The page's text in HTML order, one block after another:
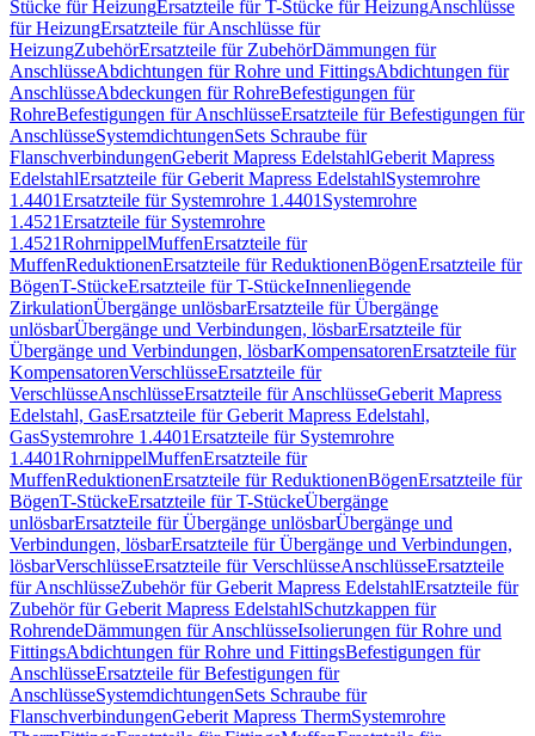
Stücke für HeizungErsatzteile für T-Stücke für HeizungAnschlüsse
für HeizungErsatzteile für Anschlüsse für
HeizungZubehörErsatzteile für ZubehörDämmungen für
AnschlüsseAbdichtungen für Rohre und FittingsAbdichtungen für
AnschlüsseAbdeckungen für RohreBefestigungen für
RohreBefestigungen für AnschlüsseErsatzteile für Befestigungen für
AnschlüsseSystemdichtungenSets Schraube für
FlanschverbindungenGeberit Mapress EdelstahlGeberit Mapress
EdelstahlErsatzteile für Geberit Mapress EdelstahlSystemrohre
1.4401Ersatzteile für Systemrohre 1.4401 Systemrohre
1.4521Ersatzteile für Systemrohre
1.4521RohrnippelMuffenErsatzteile für
MuffenReduktionenErsatzteile für ReduktionenBögenErsatzteile für
BögenT-StückeErsatzteile für T-StückeInnenliegende
ZirkulationÜbergänge unlösbarErsatzteile für Übergänge
unlösbarÜbergänge und Verbindungen, lösbarErsatzteile für
Übergänge und Verbindungen, lösbarKompensatorenErsatzteile für
KompensatorenVerschlüsseErsatzteile für
VerschlüsseAnschlüsseErsatzteile für AnschlüsseGeberit Mapress
Edelstahl, GasErsatzteile für Geberit Mapress Edelstahl,
GasSystemrohre 1.4401Ersatzteile für Systemrohre
1.4401RohrnippelMuffenErsatzteile für
MuffenReduktionenErsatzteile für ReduktionenBögenErsatzteile für
BögenT-StückeErsatzteile für T-StückeÜbergänge
unlösbarErsatzteile für Übergänge unlösbarÜbergänge und
Verbindungen, lösbarErsatzteile für Übergänge und Verbindungen,
lösbarVerschlüsseErsatzteile für VerschlüsseAnschlüsseErsatzteile
für AnschlüsseZubehör für Geberit Mapress EdelstahlErsatzteile für
Zubehör für Geberit Mapress EdelstahlSchutzkappen für
RohrendeDämmungen für AnschlüsseIsolierungen für Rohre und
FittingsAbdichtungen für Rohre und FittingsBefestigungen für
AnschlüsseErsatzteile für Befestigungen für
AnschlüsseSystemdichtungenSets Schraube für
FlanschverbindungenGeberit Mapress ThermSystemrohre